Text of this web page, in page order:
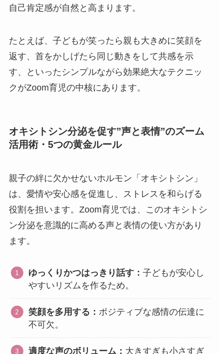
自己肯定感が自然と高まります。
たとえば、子どもが笑ったら親も大きめに笑顔を
返す、首をかしげたら同じ動きをして共感を示
す、といったシンプルながら効果絶大なテクニッ
クがZoom育児の中核にあります。
オキシトシン分泌を促す”声と表情”のズーム
活用術・5つの黄金ルール
親子の絆に欠かせないホルモン「オキシトシン」
は、愛情や安心感を促進し、ストレスを和らげる
役割を担います。Zoom育児では、このオキシトシ
ン分泌を意識的に高める声と表情の使い方があり
ます。
ゆっくりかつはっきり話す：子どもが安心し
やすいリズムを作るため。
笑顔を多用する： ポジティブな感情の伝達に
不可欠。
適度な声のボリューム： 大きすぎも小さすぎ